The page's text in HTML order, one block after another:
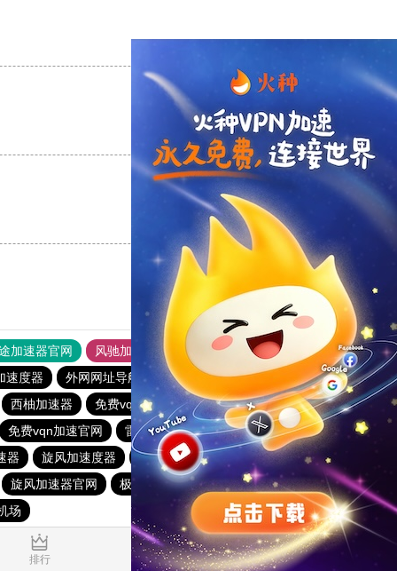
支持 [0] 反对 [0]
支持
加速器官网 风驰加速器
旋风加速器
速度器
外网网址导航 软件中心 雷霆加速
狂飙加速器
西柚加速器
免费vqn加速下载 tyl加速器官网
云梯加速器
免费vqn加速官网
雷轰加速器
纸飞机加速器
器
旋风加速度器 旋风加速度器
酷通vp加速器
旋风加速器官网
极光加速器官网
蜜蜂加速器
场
排行 推荐